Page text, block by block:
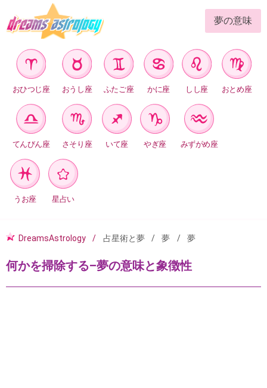
夢の意味
おひつじ座 おうし座 ふたご座 かに座 しし座 おとめ座
てんびん座 さそり座 いて座 やぎ座 みずがめ座
うお座 星占い
DreamsAstrology 占星術と夢 夢 夢
何かを掃除する–夢の意味と象徴性